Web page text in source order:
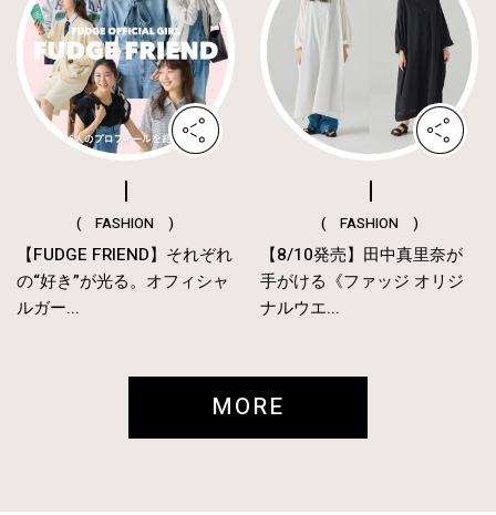
( FASHION )
【FUDGE FRIEND】それぞれ
の“好き”が光る。オフィシャ
ルガー...
( FASHION )
【8/10発売】田中真里奈が
手がける《ファッジ オリジ
ナルウエ...
MORE